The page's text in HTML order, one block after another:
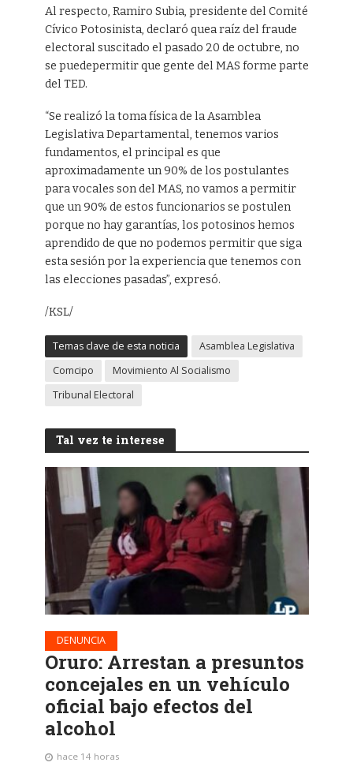
Al respecto, Ramiro Subia, presidente del Comité
Cívico Potosinista, declaró quea raíz del fraude
electoral suscitado el pasado 20 de octubre, no
se puedepermitir que gente del MAS forme parte
del TED.
“Se realizó la toma física de la Asamblea
Legislativa Departamental, tenemos varios
fundamentos, el principal es que
aproximadamente un 90% de los postulantes
para vocales son del MAS, no vamos a permitir
que un 90% de estos funcionarios se postulen
porque no hay garantías, los potosinos hemos
aprendido de que no podemos permitir que siga
esta sesión por la experiencia que tenemos con
las elecciones pasadas”, expresó.
/KSL/
Temas clave de esta noticia
Asamblea Legislativa
Comcipo
Movimiento Al Socialismo
Tribunal Electoral
Tal vez te interese
DENUNCIA
Oruro: Arrestan a presuntos
concejales en un vehículo
oficial bajo efectos del
alcohol
hace 14 horas